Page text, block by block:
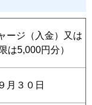
ージ（入金）又は
は5,000円分）
月３０日